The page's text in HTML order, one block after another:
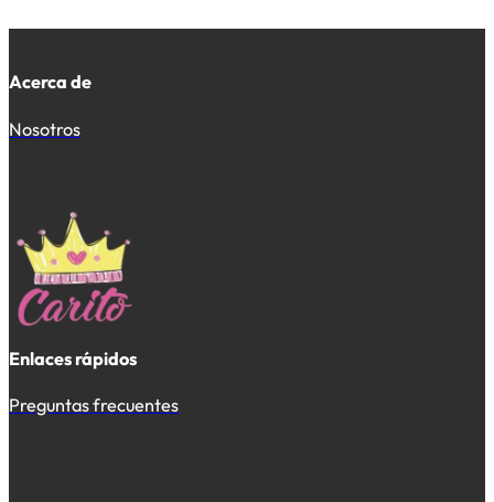
Acerca de
Nosotros
Enlaces rápidos
Preguntas frecuentes